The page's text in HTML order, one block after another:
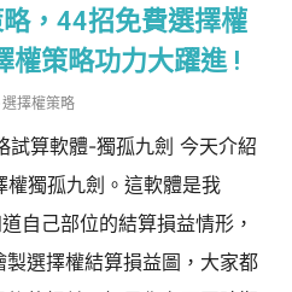
，44招免費選擇權
權策略功力大躍進 !
選擇權策略
試算軟體-獨孤九劍 今天介紹
獨孤九劍。這軟體是我
自己部位的結算損益情形，
選擇權結算損益圖，大家都